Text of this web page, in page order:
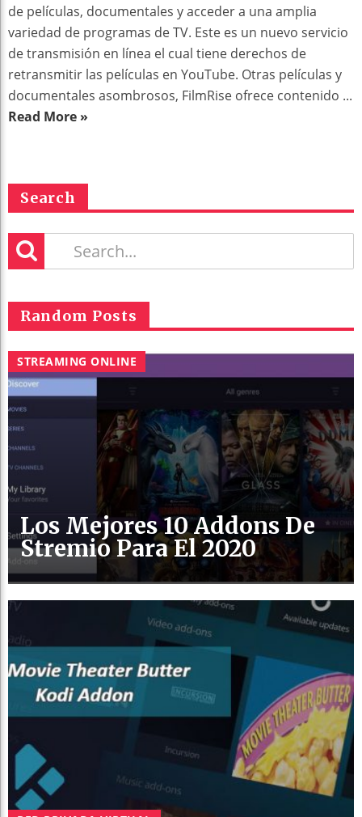
de películas, documentales y acceder a una amplia
variedad de programas de TV. Este es un nuevo servicio
de transmisión en línea el cual tiene derechos de
retransmitir las películas en YouTube. Otras películas y
documentales asombrosos, FilmRise ofrece contenido ...
Read More »
Search
Random Posts
STREAMING ONLINE
Los Mejores 10 Addons De
Stremio Para El 2020